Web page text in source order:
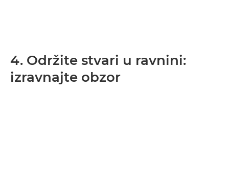
4. Održite stvari u ravnini:
izravnajte obzor